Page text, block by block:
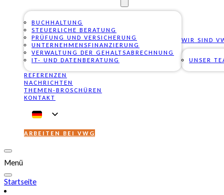
BUCHHALTUNG
STEUERLICHE BERATUNG
PRÜFUNG UND VERSICHERUNG
UNTERNEHMENSFINANZIERUNG
VERWALTUNG DER GEHALTSABRECHNUNG
IT- UND DATENBERATUNG
WIR SIND
UNSER
REFERENZEN
NACHRICHTEN
THEMEN-BROSCHÜREN
KONTAKT
ARBEITEN BEI VWG
Menü
Startseite